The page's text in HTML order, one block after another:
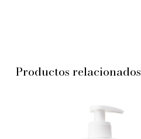
Productos relacionados